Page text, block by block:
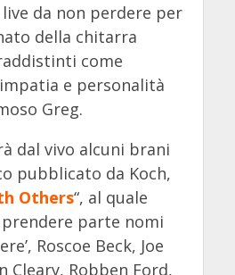
da non perdere per
della chitarra
come
e personalità
Greg.
dal vivo alcuni brani
pubblicato da Koch,
Others“, al quale
parte nomi
Roscoe Beck, Joe
Cleary, Robben Ford,